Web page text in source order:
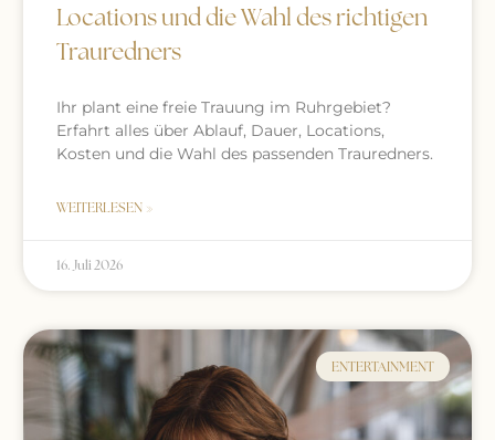
Locations und die Wahl des richtigen
Trauredners
Ihr plant eine freie Trauung im Ruhrgebiet?
Erfahrt alles über Ablauf, Dauer, Locations,
Kosten und die Wahl des passenden Trauredners.
WEITERLESEN »
16. Juli 2026
ENTERTAINMENT